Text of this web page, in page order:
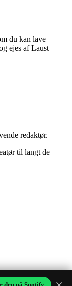
du kan lave
ejes af Laust
redaktør.
til langt de